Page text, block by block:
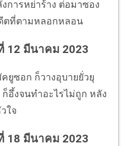
การหย่าร้าง ต่อมาซอง
ตที่ตามหลอกหลอน
12 มีนาคม 2023
ยูซอก ก็วางอุบายยั่วยุ
อึ้งจนทำอะไรไม่ถูก หลัง
ใจ
18 มีนาคม 2023